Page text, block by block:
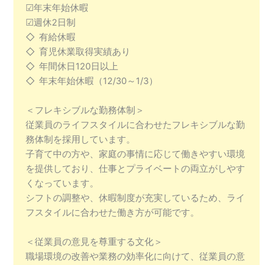
☑年末年始休暇
☑週休2日制
◇ 有給休暇
◇ 育児休業取得実績あり
◇ 年間休日120日以上
◇ 年末年始休暇（12/30～1/3）
＜フレキシブルな勤務体制＞
従業員のライフスタイルに合わせたフレキシブルな勤
務体制を採用しています。
子育て中の方や、家庭の事情に応じて働きやすい環境
を提供しており、仕事とプライベートの両立がしやす
くなっています。
シフトの調整や、休暇制度が充実しているため、ライ
フスタイルに合わせた働き方が可能です。
＜従業員の意見を尊重する文化＞
職場環境の改善や業務の効率化に向けて、従業員の意